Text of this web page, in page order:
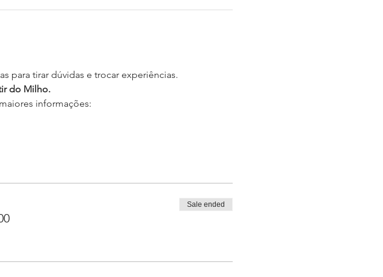
para tirar dúvidas e trocar experiências.
do Milho.
informações:
Sale ended